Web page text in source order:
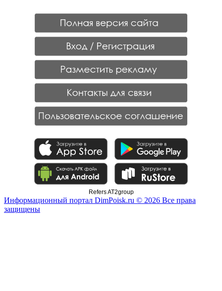
Refers AT2group
Информационный портал DimPoisk.ru © 2026 Все права
защищены